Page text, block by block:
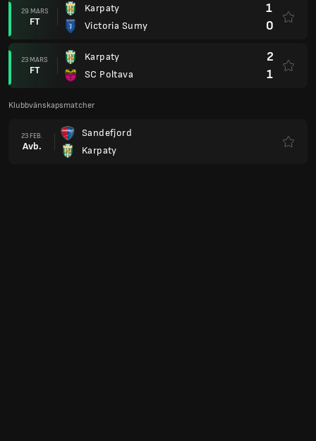
29 MARS
FT
Karpaty
Victoria Sumy
1
0
23 MARS
FT
Karpaty
SC Poltava
2
1
Klubbvänskapsmatcher
23 FEB.
Avb.
Sandefjord
Karpaty